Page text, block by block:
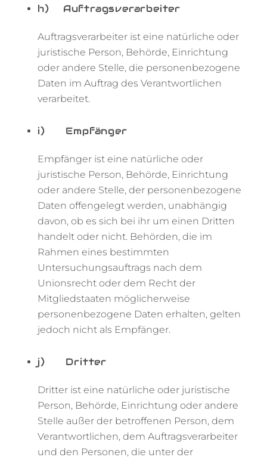
h) Auftragsverarbeiter
Auftragsverarbeiter ist eine natürliche oder
juristische Person, Behörde, Einrichtung
oder andere Stelle, die personenbezogene
Daten im Auftrag des Verantwortlichen
verarbeitet.
i) Empfänger
Empfänger ist eine natürliche oder
juristische Person, Behörde, Einrichtung
oder andere Stelle, der personenbezogene
Daten offengelegt werden, unabhängig
davon, ob es sich bei ihr um einen Dritten
handelt oder nicht. Behörden, die im
Rahmen eines bestimmten
Untersuchungsauftrags nach dem
Unionsrecht oder dem Recht der
Mitgliedstaaten möglicherweise
personenbezogene Daten erhalten, gelten
jedoch nicht als Empfänger.
j) Dritter
Dritter ist eine natürliche oder juristische
Person, Behörde, Einrichtung oder andere
Stelle außer der betroffenen Person, dem
Verantwortlichen, dem Auftragsverarbeiter
und den Personen, die unter der